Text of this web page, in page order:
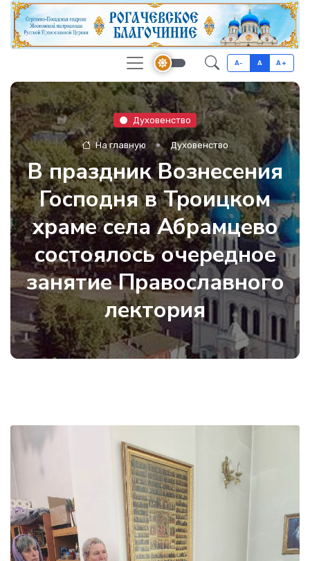
A- A A+
Духовенство
На главную Духовенство
В праздник Вознесения
Господня в Троицком
храме села Абрамцево
состоялось очередное
занятие Православного
лектория